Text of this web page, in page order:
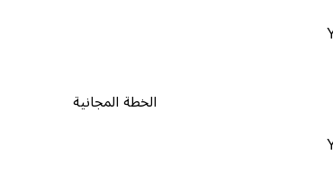
الخطة المجانية